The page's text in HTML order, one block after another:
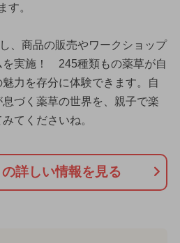
す。
、商品の販売やワークショップ
を実施！ 245種類もの薬草が自
力を存分に体験できます。自
づく薬草の世界を、親子で楽
てくださいね。
詳しい情報を見る